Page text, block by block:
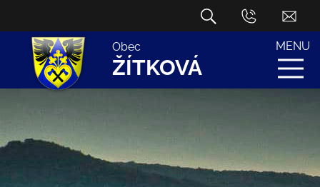
Obec
ŽÍTKOVÁ
MENU